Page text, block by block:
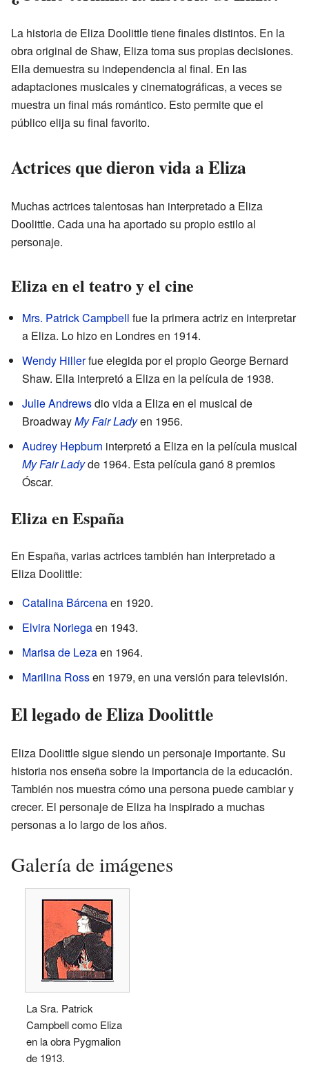
La historia de Eliza Doolittle tiene finales distintos. En la
obra original de Shaw, Eliza toma sus propias decisiones.
Ella demuestra su independencia al final. En las
adaptaciones musicales y cinematográficas, a veces se
muestra un final más romántico. Esto permite que el
público elija su final favorito.
Actrices que dieron vida a Eliza
Muchas actrices talentosas han interpretado a Eliza
Doolittle. Cada una ha aportado su propio estilo al
personaje.
Eliza en el teatro y el cine
Mrs. Patrick Campbell fue la primera actriz en interpretar
a Eliza. Lo hizo en Londres en 1914.
Wendy Hillerfue elegida por el propio George Bernard
Shaw. Ella interpretó a Eliza en la película de 1938.
Julie Andrewsdio vida a Eliza en el musical de
BroadwayMy Fair Ladyen 1956.
Audrey Hepburn interpretó a Eliza en la película musical
My Fair Ladyde 1964. Esta película ganó 8 premios
Óscar.
Eliza en España
En España, varias actrices también han interpretado a
Eliza Doolittle:
Catalina Bárcenaen 1920.
Elvira Noriegaen 1943.
Marisa de Lezaen 1964.
Marilina Rossen 1979, en una versión para televisión.
El legado de Eliza Doolittle
Eliza Doolittle sigue siendo un personaje importante. Su
historia nos enseña sobre la importancia de la educación.
También nos muestra cómo una persona puede cambiar y
crecer. El personaje de Eliza ha inspirado a muchas
personas a lo largo de los años.
Galería de imágenes
La Sra. Patrick
Campbell como Eliza
en la obra Pygmalion
de 1913.